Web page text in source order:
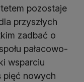
pozostaje
przyszłych
zadbać o
pałacowo-
wsparciu
pięć nowych